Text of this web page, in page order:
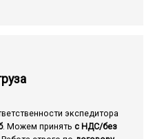
экспедитора
. Можем принять с НДС/без